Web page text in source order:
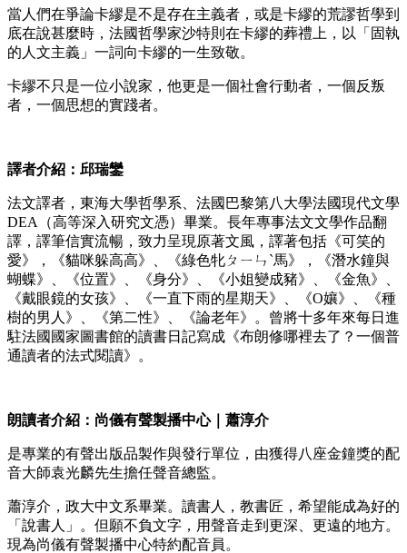
當人們在爭論卡繆是不是存在主義者，或是卡繆的荒謬哲學到
底在說甚麼時，法國哲學家沙特則在卡繆的葬禮上，以「固執
的人文主義」一詞向卡繆的一生致敬。
卡繆不只是一位小說家，他更是一個社會行動者，一個反叛
者，一個思想的實踐者。
譯者介紹：邱瑞鑾
法文譯者，東海大學哲學系、法國巴黎第八大學法國現代文學
DEA（高等深入研究文憑）畢業。長年專事法文文學作品翻
譯，譯筆信實流暢，致力呈現原著文風，譯著包括《可笑的
愛》，《貓咪躲高高》、《綠色牝ㄆㄧㄣˋ馬》，《潛水鐘與
蝴蝶》、《位置》、《身分》、《小姐變成豬》、《金魚》、
《戴眼鏡的女孩》、《一直下雨的星期天》、《O孃》、《種
樹的男人》、《第二性》、《論老年》。曾將十多年來每日進
駐法國國家圖書館的讀書日記寫成《布朗修哪裡去了？一個普
通讀者的法式閱讀》。
朗讀者介紹：尚儀有聲製播中心｜蕭淳介
是專業的有聲出版品製作與發行單位，由獲得八座金鐘獎的配
音大師袁光麟先生擔任聲音總監。
蕭淳介，政大中文系畢業。讀書人，教書匠，希望能成為好的
「說書人」。但願不負文字，用聲音走到更深、更遠的地方。
現為尚儀有聲製播中心特約配音員。